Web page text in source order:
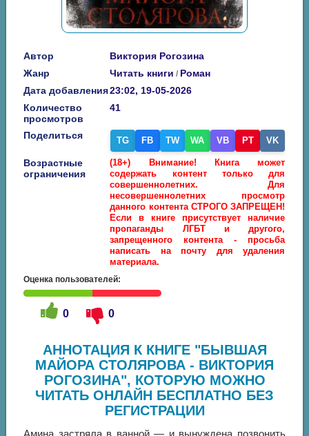
Автор
Виктория Рогозина
Жанр
Читать книги / Роман
Дата добавления23:02, 19-05-2026
Количество
просмотров
41
Поделиться TG FB TW WA VB PT VK
Возрастные
ограничения
(18+) Внимание! Книга может
содержать контент только для
совершеннолетних. Для
несовершеннолетних просмотр
данного контента СТРОГО ЗАПРЕЩЕН!
Если в книге присутствует наличие
пропаганды ЛГБТ и другого,
запрещенного контента - просьба
написать на почту для удаления
материала.
Оценка пользователей:
0 0
АННОТАЦИЯ К КНИГЕ "БЫВШАЯ
МАЙОРА СТОЛЯРОВА - ВИКТОРИЯ
РОГОЗИНА", КОТОРУЮ МОЖНО
ЧИТАТЬ ОНЛАЙН БЕСПЛАТНО БЕЗ
РЕГИСТРАЦИИ
Амина застряла в ванной — и вынуждена позвонить